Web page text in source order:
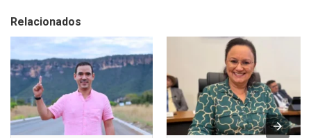
Relacionados